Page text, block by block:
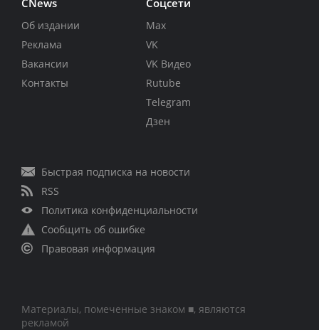
Об издании
Реклама
Вакансии
Контакты
Max
VK
VK Видео
Rutube
Telegram
Дзен
Быстрая подписка на новости
RSS
Политика конфиденциальности
Сообщить об ошибке
Правовая информация
Материалы, помеченные знаком ■, являются
рекламой